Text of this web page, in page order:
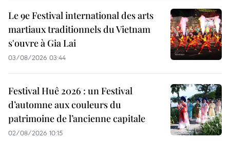
Le 9e Festival international des arts
martiaux traditionnels du Vietnam
s'ouvre à Gia Lai
03/08/2026 03:44
Festival Huê 2026 : un Festival
d’automne aux couleurs du
patrimoine de l’ancienne capitale
02/08/2026 10:15